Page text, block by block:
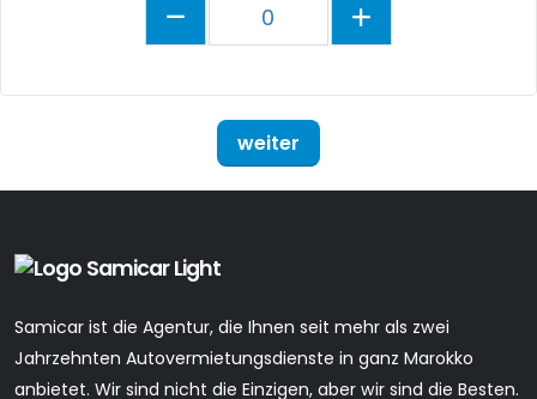
0
weiter
Samicar ist die Agentur, die Ihnen seit mehr als zwei
Jahrzehnten Autovermietungsdienste in ganz Marokko
anbietet. Wir sind nicht die Einzigen, aber wir sind die Besten.